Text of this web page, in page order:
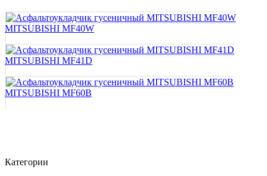
MITSUBISHI MF40W
MITSUBISHI MF41D
MITSUBISHI MF60B
Категории